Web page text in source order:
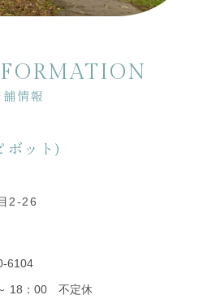
舗情報
ット)
2-26
6104
18：00 不定休